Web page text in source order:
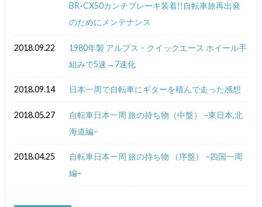
BR-CX50カンチブレーキ装着!!自転車旅再出発
のためにメンテナンス
2018.09.22
1980年製 アルプス・クイックエース ホイール手
組みで5速→7速化
2018.09.14 日本一周で自転車にギターを積んで走った感想
2018.05.27
自転車日本一周 旅の持ち物（中盤） −東日本,北
海道編−
2018.04.25
自転車日本一周 旅の持ち物 （序盤） −四国一周
編−